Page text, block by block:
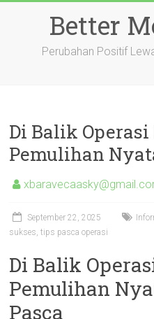
Better
Perubahan Positif
Di Balik
Pemulihan
September 22, 2025
sukses, tips pasca operasi
Di Balik
Pemulihan
Pasca